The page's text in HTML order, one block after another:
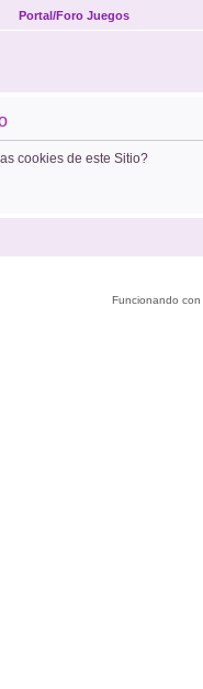
Portal/Foro Juegos
cookies de este Sitio?
Funcionando con